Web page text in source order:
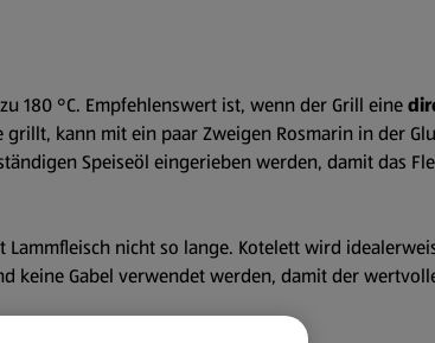
180 °C. Empfehlenswert ist, wenn der Grill eine
kann mit ein paar Zweigen Rosmarin in der
Speiseöl eingerieben werden, damit das
nicht so lange. Kotelett wird
keine Gabel verwendet werden, damit der